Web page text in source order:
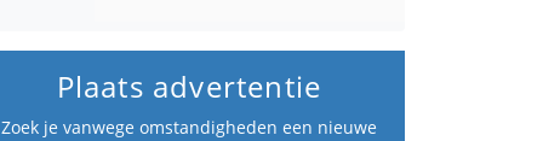
Plaats advertentie
Zoek je vanwege omstandigheden een nieuwe